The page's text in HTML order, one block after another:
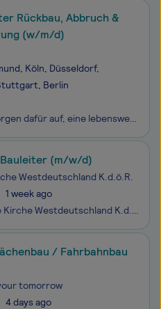
Rückbau, Abbruch &
(w/m/d)
Köln, Düsseldorf,
Berlin
Wir stehen jeden Morgen dafür auf, eine lebenswerte Zukunft für nachfolgende Generationen zu schaffen. Je nach Projekt sind wir Berater, Umsetzer – oder beides – nachhaltiger, innovativer und wirtschaftlicher Lösungen für Immobilien, Industrie, Energie und Infrastruktur. In interdisziplinären Teams
(m/w/d)
Westdeutschland K.d.ö.R.
1 week ago
Die Neuapostolische Kirche Westdeutschland K.d.ö.R. betreut mit rund 60 Mitarbeiterinnen und Mitarbeitern etwa 400 Gemeinden in mehreren Bundesländern sowie weitere Gemeinden im Ausland. Unser Team Bau kümmert sich um die Instandhaltung der Kirchengebäude, Um- und Neubauten sowie die Umsetzung techn
/ Fahrbahnbau
tomorrow
4 days ago